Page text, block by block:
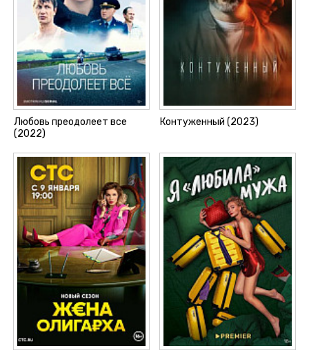
Любовь преодолеет все
(2022)
Контуженный (2023)